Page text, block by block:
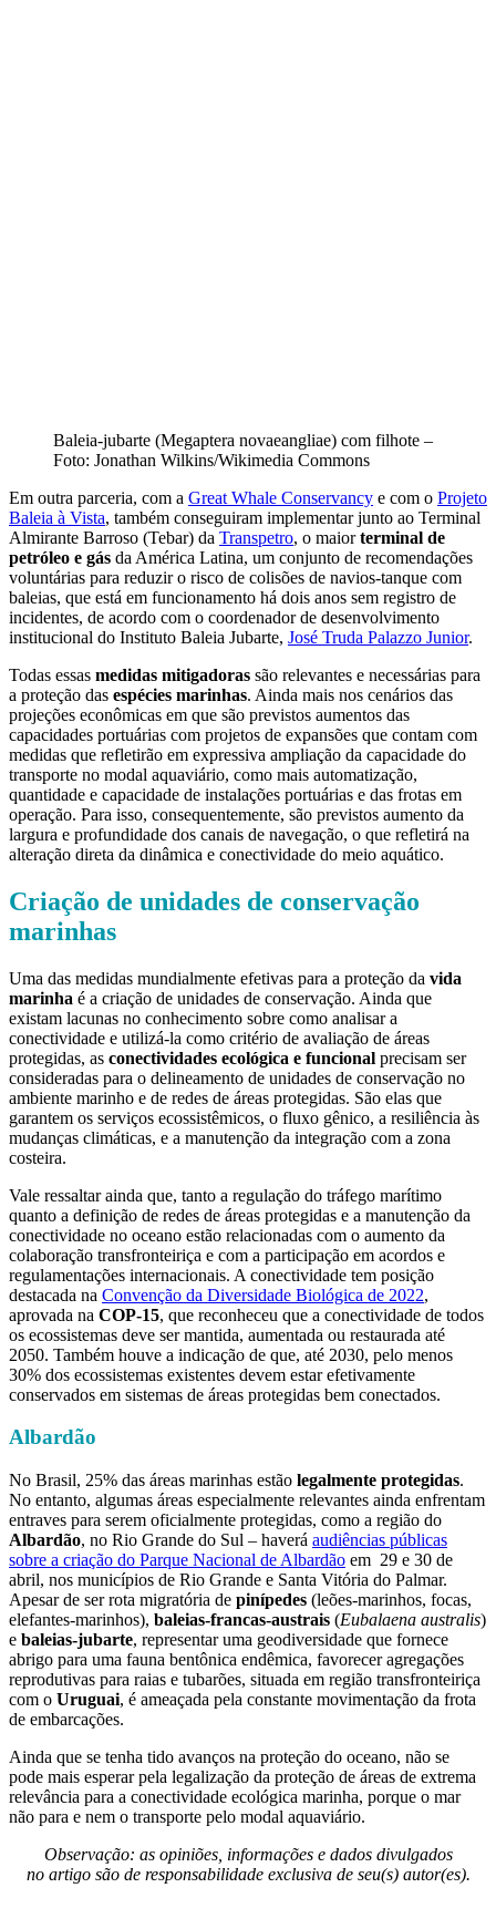
Baleia-jubarte (Megaptera novaeangliae) com filhote –
Foto: Jonathan Wilkins/Wikimedia Commons
Em outra parceria, com a Great Whale Conservancy e com o Projeto
Baleia à Vista, também conseguiram implementar junto ao Terminal
Almirante Barroso (Tebar) da Transpetro, o maiorterminal de
petróleo e gás da América Latina, um conjunto de recomendações
voluntárias para reduzir o risco de colisões de navios-tanque com
baleias, que está em funcionamento há dois anos sem registro de
incidentes, de acordo com o coordenador de desenvolvimento
institucional do Instituto Baleia Jubarte, José Truda Palazzo Junior.
Todas essas medidas mitigadoras são relevantes e necessárias para
a proteção das espécies marinhas. Ainda mais nos cenários das
projeções econômicas em que são previstos aumentos das
capacidades portuárias com projetos de expansões que contam com
medidas que refletirão em expressiva ampliação da capacidade do
transporte no modal aquaviário, como mais automatização,
quantidade e capacidade de instalações portuárias e das frotas em
operação. Para isso, consequentemente, são previstos aumento da
largura e profundidade dos canais de navegação, o que refletirá na
alteração direta da dinâmica e conectividade do meio aquático.
Criação de unidades de conservação
marinhas
Uma das medidas mundialmente efetivas para a proteção da vida
marinha é a criação de unidades de conservação. Ainda que
existam lacunas no conhecimento sobre como analisar a
conectividade e utilizá-la como critério de avaliação de áreas
protegidas, as conectividades ecológica e funcional precisam ser
consideradas para o delineamento de unidades de conservação no
ambiente marinho e de redes de áreas protegidas. São elas que
garantem os serviços ecossistêmicos, o fluxo gênico, a resiliência às
mudanças climáticas, e a manutenção da integração com a zona
costeira.
Vale ressaltar ainda que, tanto a regulação do tráfego marítimo
quanto a definição de redes de áreas protegidas e a manutenção da
conectividade no oceano estão relacionadas com o aumento da
colaboração transfronteiriça e com a participação em acordos e
regulamentações internacionais. A conectividade tem posição
destacada na Convenção da Diversidade Biológica de 2022,
aprovada na COP-15, que reconheceu que a conectividade de todos
os ecossistemas deve ser mantida, aumentada ou restaurada até
2050. Também houve a indicação de que, até 2030, pelo menos
30% dos ecossistemas existentes devem estar efetivamente
conservados em sistemas de áreas protegidas bem conectados.
Albardão
No Brasil, 25% das áreas marinhas estão legalmente protegidas.
No entanto, algumas áreas especialmente relevantes ainda enfrentam
entraves para serem oficialmente protegidas, como a região do
Albardão, no Rio Grande do Sul – haverá audiências públicas
sobre a criação do Parque Nacional de Albardão em 29 e 30 de
abril, nos municípios de Rio Grande e Santa Vitória do Palmar.
Apesar de ser rota migratória de pinípedes (leões-marinhos, focas,
elefantes-marinhos), baleias-francas-austrais (Eubalaena australis)
e baleias-jubarte, representar uma geodiversidade que fornece
abrigo para uma fauna bentônica endêmica, favorecer agregações
reprodutivas para raias e tubarões, situada em região transfronteiriça
com o Uruguai, é ameaçada pela constante movimentação da frota
de embarcações.
Ainda que se tenha tido avanços na proteção do oceano, não se
pode mais esperar pela legalização da proteção de áreas de extrema
relevância para a conectividade ecológica marinha, porque o mar
não para e nem o transporte pelo modal aquaviário.
Observação: as opiniões, informações e dados divulgados
no artigo são de responsabilidade exclusiva de seu(s) autor(es).